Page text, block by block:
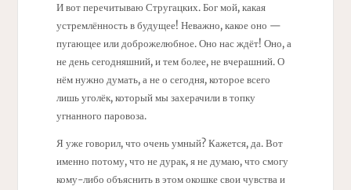
И вот перечитываю Стругацких. Бог мой, какая
устремлённость в будущее! Неважно, какое оно —
пугающее или доброжелюбное. Оно нас ждёт! Оно, а
не день сегодняшний, и тем более, не вчерашний. О
нём нужно думать, а не о сегодня, которое всего
лишь уголёк, который мы захерачили в топку
угнанного паровоза.
Я уже говорил, что очень умный? Кажется, да. Вот
именно потому, что не дурак, я не думаю, что смогу
кому-либо объяснить в этом окошке свои чувства и